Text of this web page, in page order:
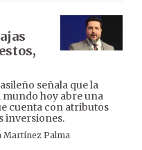
señala que la
hoy abre una
cuenta con atributos
inversiones.
Martínez Palma